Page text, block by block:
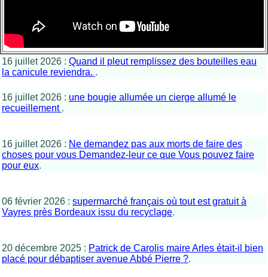
16 juillet 2026 : Quand il pleut remplissez des bouteilles eau
la canicule reviendra. .
16 juillet 2026 : une bougie allumée un cierge allumé le
recueillement .
16 juillet 2026 : Ne demandez pas aux morts de faire des
choses pour vous Demandez-leur ce que Vous pouvez faire
pour eux.
06 février 2026 : supermarché français où tout est gratuit à
Vayres près Bordeaux issu du recyclage.
20 décembre 2025 : Patrick de Carolis maire Arles était-il bien
placé pour débaptiser avenue Abbé Pierre ?.